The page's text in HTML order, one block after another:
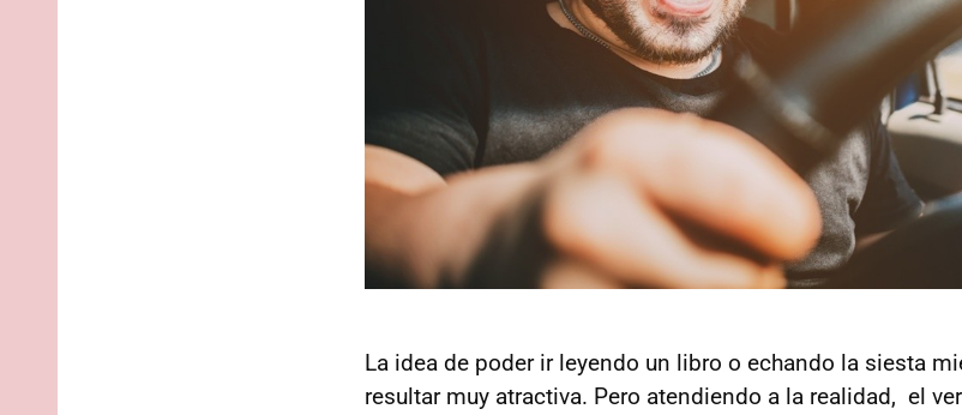
La idea de poder ir leyendo un libro o echando la siesta
resultar muy atractiva. Pero atendiendo a la realidad, el